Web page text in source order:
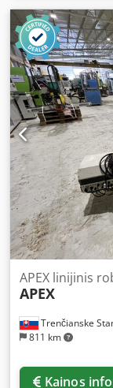
Trenčianske
811 km
APEX linijinis
APEX
Kainos